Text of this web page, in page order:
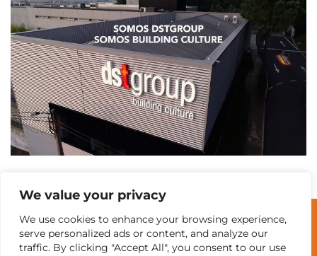
We value your privacy
We use cookies to enhance your browsing experience,
serve personalized ads or content, and analyze our
traffic. By clicking "Accept All", you consent to our use
© Universidade do Minho